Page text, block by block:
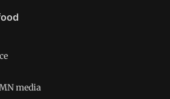
media